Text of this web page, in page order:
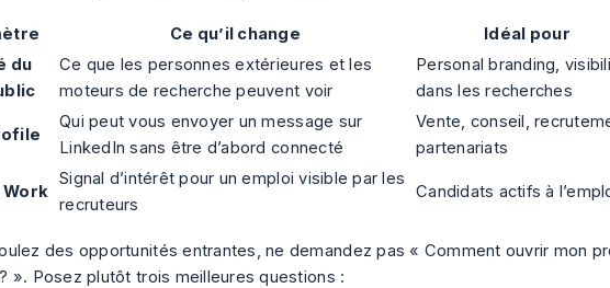
Ce qu’il change
Idéal pour
du
Ce que les personnes extérieures et les
moteurs de recherche peuvent voir
Personal branding,
dans les recherches
Qui peut vous envoyer un message sur
LinkedIn sans être d’abord connecté
Vente, conseil,
partenariats
Work
Signal d’intérêt pour un emploi visible par les
recruteurs
Candidats actifs à
des opportunités entrantes, ne demandez pas « Comment ouvrir mon
». Posez plutôt trois meilleures questions :